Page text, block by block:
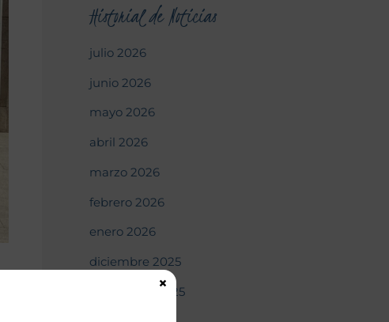
Historial de Noticias
julio 2026
junio 2026
mayo 2026
abril 2026
marzo 2026
febrero 2026
enero 2026
diciembre 2025
noviembre 2025
×